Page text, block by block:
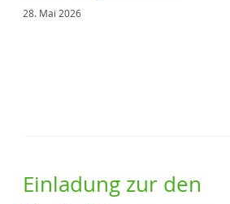
28. Mai 2026
Einladung zur den